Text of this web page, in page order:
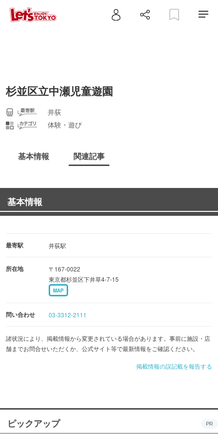
杉並区立中瀬児童遊園
井荻
体験・遊び
基本情報 関連記事
基本情報
最寄駅 井荻駅
所在地
〒167-0022
東京都杉並区下井草4-7-15
MAP
問い合わせ 03-3312-2111
諸状況により、掲載情報から変更されている場合があります。事前に施設・店
舗までお問合せいただくか、公式サイト等で最新情報をご確認ください。
掲載情報の誤記載を報告する
ピックアップ PR